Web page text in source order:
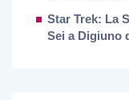
Star Trek: La
Sei a Digiuno